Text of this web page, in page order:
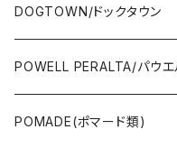
OTHERS(スケボー小物/ス
JAYADAMS/ジェイアダムス
DOGTOWN/ドックタウン
WEAR(衣類)
Deck(スケートデッキ)
POWELL PERALTA/パウエ
POMADE(ポマード類)